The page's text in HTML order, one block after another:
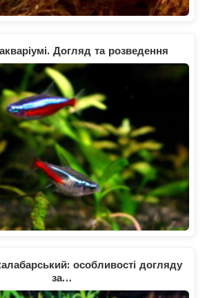
Догляд та розведення
особливості догляду
за…